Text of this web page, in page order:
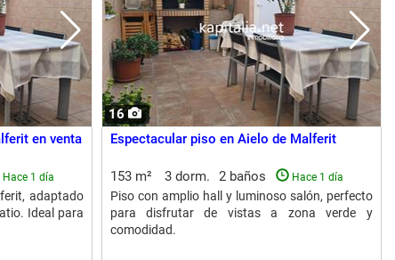
en venta
Hace 1 día
adaptado
Ideal para
16
Espectacular piso en Aielo de Malferit
153 m² 3 dorm. 2 baños Hace 1 día
Piso con amplio hall y luminoso salón, perfecto
para disfrutar de vistas a zona verde y
comodidad.